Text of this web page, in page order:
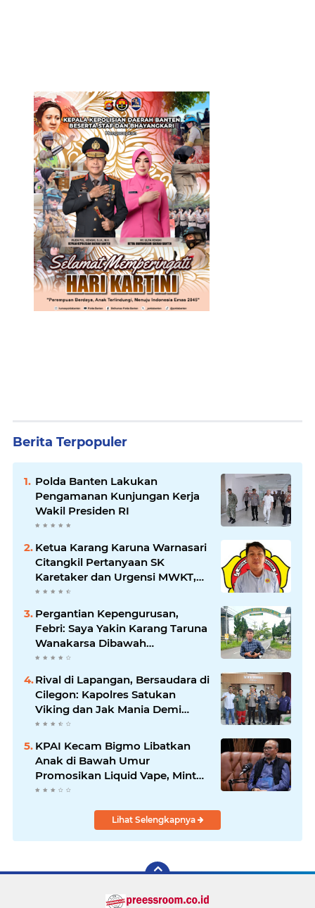
Berita Terpopuler
Polda Banten Lakukan
Pengamanan Kunjungan Kerja
Wakil Presiden RI
Ketua Karang Karuna Warnasari
Citangkil Pertanyaan SK
Karetaker dan Urgensi MWKT,
Saat Suasana Berduka
Pergantian Kepengurusan,
Febri: Saya Yakin Karang Taruna
Wanakarsa Dibawah
Kepemimpinan Bung Entus
Jauh Membawa Manfaat
Rival di Lapangan, Bersaudara di
Cilegon: Kapolres Satukan
Viking dan Jak Mania Demi
Nobar Damai Piala Presiden
KPAI Kecam Bigmo Libatkan
Anak di Bawah Umur
Promosikan Liquid Vape, Minta
Aparat Bertindak Tegas
Lihat Selengkapnya